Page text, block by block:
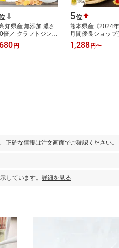
知県産 無添加 濃さ
倍／ クラフトジンジ
パウダー 75g 送料
ジンジャーパウダ
円
5位
熊本県産《2024
月間優良ショップ
黄金のきざみ おろ
姜 1本 100g入り
1,288 円〜
正確な情報は注文画面でご確認ください。
しています。 詳細を見る